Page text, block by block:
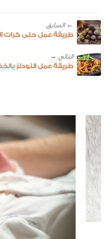
← ‎السابق
طريقة عمل حلى كرات
طريقة عمل النودلز